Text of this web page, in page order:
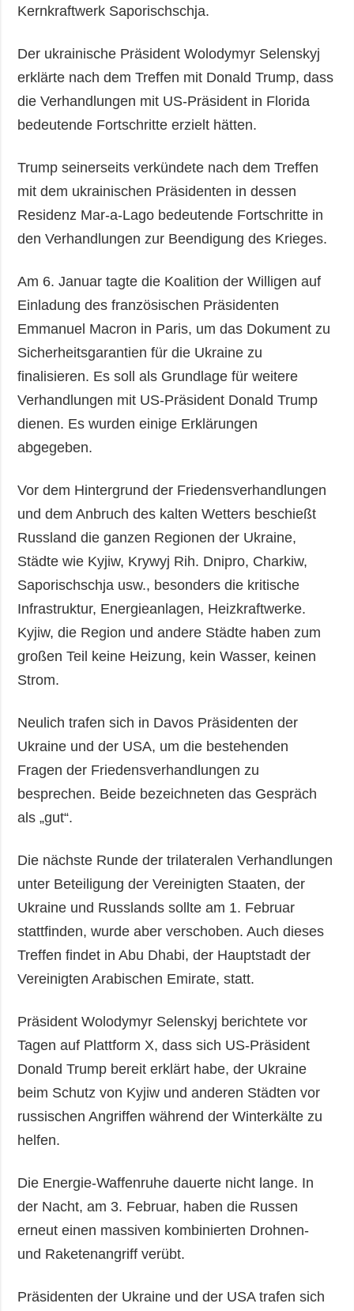
Kernkraftwerk Saporischschja.
Der ukrainische Präsident Wolodymyr Selenskyj
erklärte nach dem Treffen mit Donald Trump, dass
die Verhandlungen mit US-Präsident in Florida
bedeutende Fortschritte erzielt hätten.
Trump seinerseits verkündete nach dem Treffen
mit dem ukrainischen Präsidenten in dessen
Residenz Mar-a-Lago bedeutende Fortschritte in
den Verhandlungen zur Beendigung des Krieges.
Am 6. Januar tagte die Koalition der Willigen auf
Einladung des französischen Präsidenten
Emmanuel Macron in Paris, um das Dokument zu
Sicherheitsgarantien für die Ukraine zu
finalisieren. Es soll als Grundlage für weitere
Verhandlungen mit US-Präsident Donald Trump
dienen. Es wurden einige Erklärungen
abgegeben.
Vor dem Hintergrund der Friedensverhandlungen
und dem Anbruch des kalten Wetters beschießt
Russland die ganzen Regionen der Ukraine,
Städte wie Kyjiw, Krywyj Rih. Dnipro, Charkiw,
Saporischschja usw., besonders die kritische
Infrastruktur, Energieanlagen, Heizkraftwerke.
Kyjiw, die Region und andere Städte haben zum
großen Teil keine Heizung, kein Wasser, keinen
Strom.
Neulich trafen sich in Davos Präsidenten der
Ukraine und der USA, um die bestehenden
Fragen der Friedensverhandlungen zu
besprechen. Beide bezeichneten das Gespräch
als „gut“.
Die nächste Runde der trilateralen Verhandlungen
unter Beteiligung der Vereinigten Staaten, der
Ukraine und Russlands sollte am 1. Februar
stattfinden, wurde aber verschoben. Auch dieses
Treffen findet in Abu Dhabi, der Hauptstadt der
Vereinigten Arabischen Emirate, statt.
Präsident Wolodymyr Selenskyj berichtete vor
Tagen auf Plattform X, dass sich US-Präsident
Donald Trump bereit erklärt habe, der Ukraine
beim Schutz von Kyjiw und anderen Städten vor
russischen Angriffen während der Winterkälte zu
helfen.
Die Energie-Waffenruhe dauerte nicht lange. In
der Nacht, am 3. Februar, haben die Russen
erneut einen massiven kombinierten Drohnen-
und Raketenangriff verübt.
Präsidenten der Ukraine und der USA trafen sich